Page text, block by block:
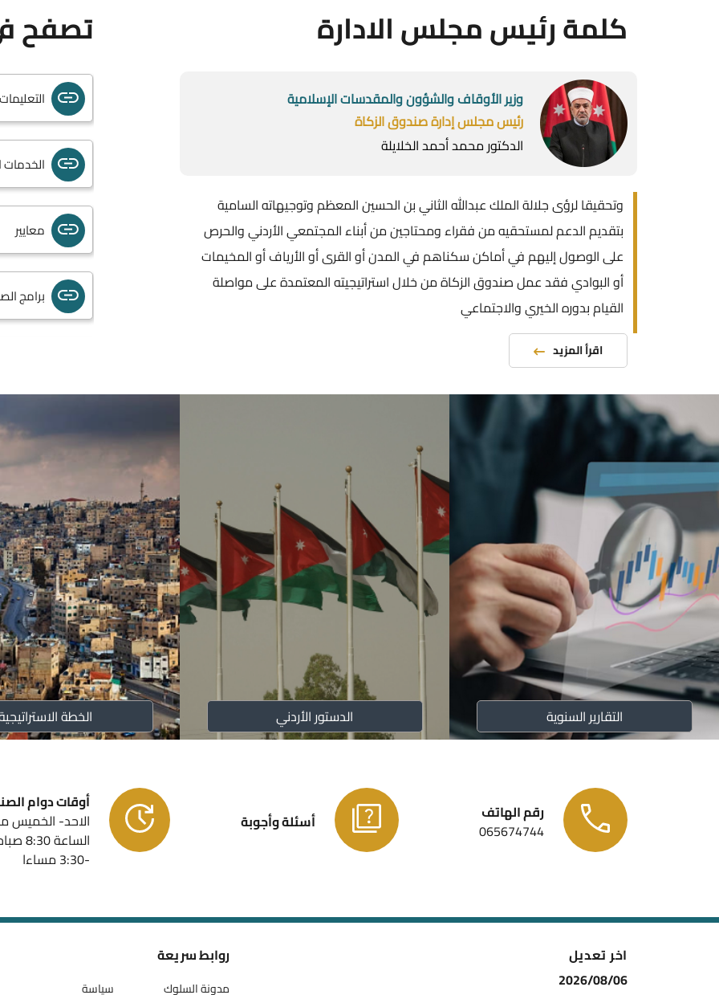
كلمة رئيس مجلس الادارة
وزير الأوقاف والشؤون والمقدسات الإسلامية
رئيس مجلس إدارة صندوق الزكاة
الدكتور محمد أحمد الخلايلة
وتحقيقا لرؤى جلالة الملك عبدالله الثاني بن الحسين المعظم وتوجيهاته السامية
بتقديم الدعم لمستحقيه من فقراء ومحتاجين من أبناء المجتمعي الأردني والحرص
على الوصول إليهم في أماكن سكناهم في المدن أو القرى أو الأرياف أو المخيمات
أو البوادي فقد عمل صندوق الزكاة من خلال استراتيجيته المعتمدة على مواصلة
القيام بدوره الخيري والاجتماعي
اقرأ المزيد
تصفح
أسماء
التعليمات
الخدمات
معايير
برامج
التعليمات
معايير
برامج
أسماء
التقارير السنوية الدستور الأردني الخطة
رقم الهاتف
065674744
أسئلة وأجوبة
أوقات دوام
الاحد- الخميس
الساعة
-3:30 مساءا
اخر تعديل
2026/08/06
روابط سريعة
مدونة السلوك
سياسة